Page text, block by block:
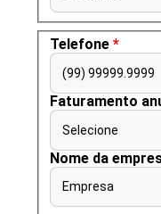
Telefone *
(99) 99999.9999
Faturamento
Selecione
Nome da
Empresa